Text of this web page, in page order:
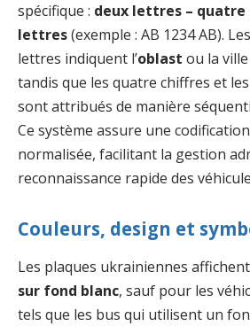
spécifique : deux lettres – quatre
lettres(exemple : AB 1234 AB).
lettres indiquent l’oblast ou la
tandis que les quatre chiffres et
sont attribués de manière
Ce système assure une
normalisée, facilitant la gestion
reconnaissance rapide des
Couleurs, design et
Les plaques ukrainiennes
sur fond blanc, sauf pour les
tels que les bus qui utilisent un